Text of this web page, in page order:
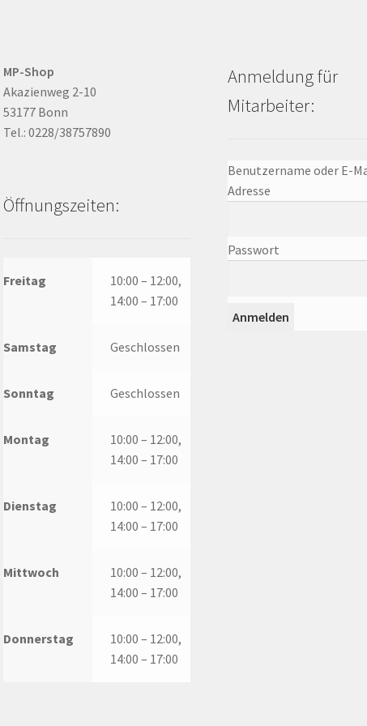
MP-Shop
Akazienweg 2-10
53177 Bonn
Tel.: 0228/38757890
Öffnungszeiten:
Freitag
10:00 – 12:00,
14:00 – 17:00
Samstag Geschlossen
Sonntag Geschlossen
Montag
10:00 – 12:00,
14:00 – 17:00
Dienstag
10:00 – 12:00,
14:00 – 17:00
Mittwoch
10:00 – 12:00,
14:00 – 17:00
Donnerstag
10:00 – 12:00,
14:00 – 17:00
Anmeldung für
Mitarbeiter:
Benutzername oder E-
Adresse
Passwort